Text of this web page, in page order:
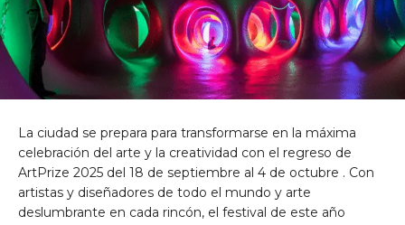
La ciudad se prepara para transformarse en la máxima
celebración del arte y la creatividad con el regreso de
ArtPrize 2025 del 18 de septiembre al 4 de octubre . Con
artistas y diseñadores de todo el mundo y arte
deslumbrante en cada rincón, el festival de este año